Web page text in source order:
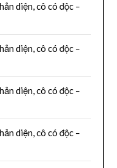
diện, cô có độc –
diện, cô có độc –
diện, cô có độc –
diện, cô có độc –